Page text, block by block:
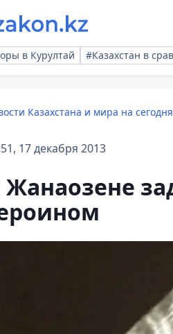
в Курултай #Казахстан в
Казахстана и мира на сегодня
17 декабря 2013
Жанаозене